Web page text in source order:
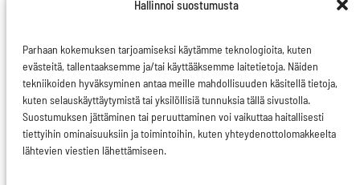
Hallinnoi suostumusta
Parhaan kokemuksen tarjoamiseksi käytämme teknologioita, kuten
evästeitä, tallentaaksemme ja/tai käyttääksemme laitetietoja. Näiden
tekniikoiden hyväksyminen antaa meille mahdollisuuden käsitellä tietoja,
kuten selauskäyttäytymistä tai yksilöllisiä tunnuksia tällä sivustolla.
Suostumuksen jättäminen tai peruuttaminen voi vaikuttaa haitallisesti
tiettyihin ominaisuuksiin ja toimintoihin, kuten yhteydenottolomakkeelta
lähtevien viestien lähettämiseen.
että Euroopassa tähän
oli vielä pari vuotta
sitten vahvaa tahtoa
siihen, että luodaan
tehokkaat, yhteiset ja